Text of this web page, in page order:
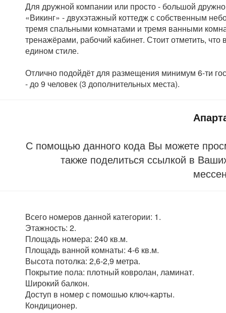
Для дружной компании или просто - большой
«Викинг» - двухэтажный коттедж с собственным
тремя спальными комнатами и тремя ванными
тренажёрами, рабочий кабинет. Стоит отметить,
едином стиле.
Отлично подойдёт для размещения минимум 6-ти
- до 9 человек (3 дополнительных места).
С помощью данного кода Вы можете
также поделиться ссылкой в
Всего номеров данной категории: 1.
Этажность: 2.
Площадь номера: 240 кв.м.
Площадь ванной комнаты: 4-6 кв.м.
Высота потолка: 2,6-2,9 метра.
Покрытие пола: плотный ковролан, ламинат.
Широкий балкон.
Доступ в номер с помошью ключ-карты.
Кондиционер.